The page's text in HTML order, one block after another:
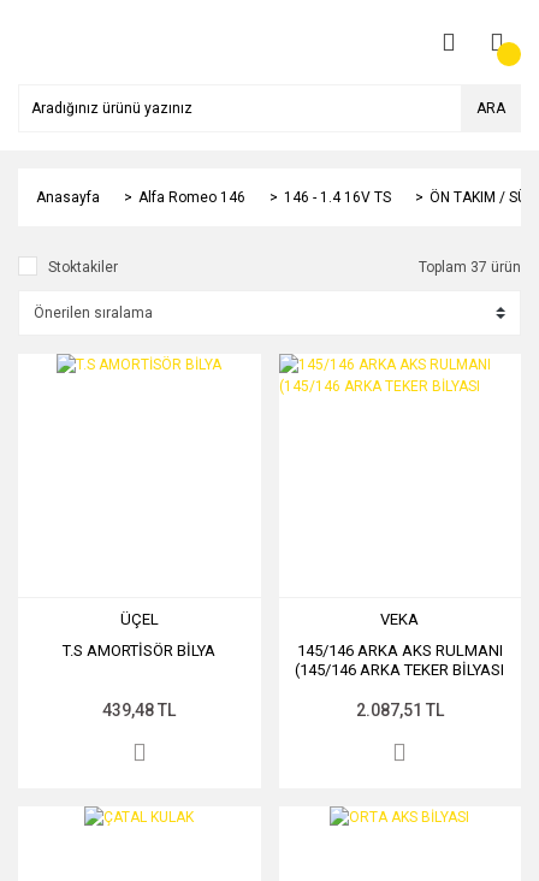
ARA
Anasayfa Alfa Romeo 146 146 - 1.4 16V TS ÖN TAKIM /
Stoktakiler Toplam 37 ürün
ÜÇEL
T.S AMORTİSÖR BİLYA
439,48 TL
VEKA
145/146 ARKA AKS RULMANI
(145/146 ARKA TEKER BİLYASI
2.087,51 TL